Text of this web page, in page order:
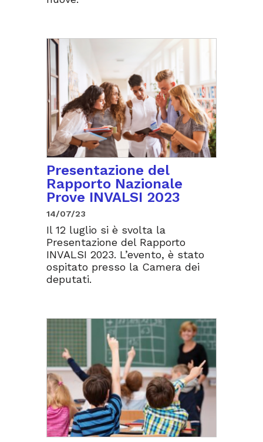
Presentazione del
Rapporto Nazionale
Prove INVALSI 2023
14/07/23
Il 12 luglio si è svolta la
Presentazione del Rapporto
INVALSI 2023. L’evento, è stato
ospitato presso la Camera dei
deputati.